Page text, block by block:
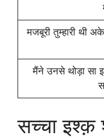
मजबूरी तुम्हारी थी
मैंने उनसे थोड़ा सा
सच्चा इश्क़